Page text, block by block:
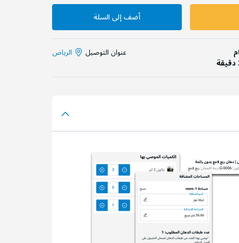
أضف إلى السلة
عنوان التوصيل الرياض